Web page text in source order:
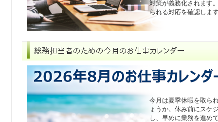
対策が義務化されます
られる対応を確認しま
今月は夏季休暇を取ら
ょうか。休み前にスケ
し、早めに業務を進め